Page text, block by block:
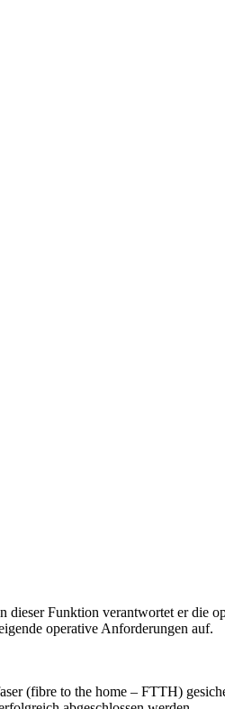
Funktion verantwortet er die
operative Anforderungen auf.
(fibre to the home – FTTH)